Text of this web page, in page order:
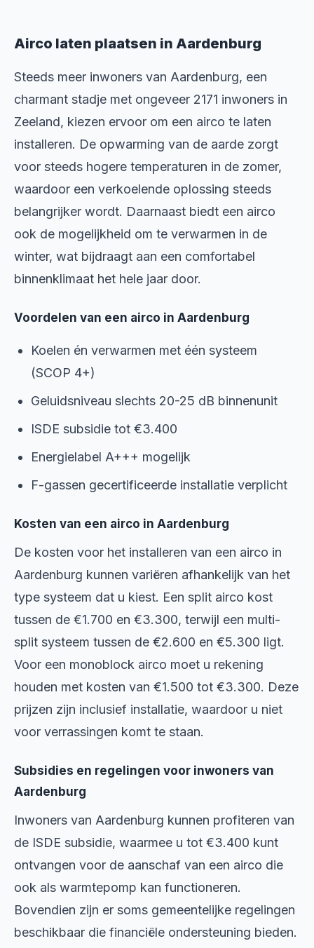
Airco laten plaatsen in Aardenburg
Steeds meer inwoners van Aardenburg, een
charmant stadje met ongeveer 2171 inwoners in
Zeeland, kiezen ervoor om een airco te laten
installeren. De opwarming van de aarde zorgt
voor steeds hogere temperaturen in de zomer,
waardoor een verkoelende oplossing steeds
belangrijker wordt. Daarnaast biedt een airco
ook de mogelijkheid om te verwarmen in de
winter, wat bijdraagt aan een comfortabel
binnenklimaat het hele jaar door.
Voordelen van een airco in Aardenburg
Koelen én verwarmen met één systeem
(SCOP 4+)
Geluidsniveau slechts 20-25 dB binnenunit
ISDE subsidie tot €3.400
Energielabel A+++ mogelijk
F-gassen gecertificeerde installatie verplicht
Kosten van een airco in Aardenburg
De kosten voor het installeren van een airco in
Aardenburg kunnen variëren afhankelijk van het
type systeem dat u kiest. Een split airco kost
tussen de €1.700 en €3.300, terwijl een multi-
split systeem tussen de €2.600 en €5.300 ligt.
Voor een monoblock airco moet u rekening
houden met kosten van €1.500 tot €3.300. Deze
prijzen zijn inclusief installatie, waardoor u niet
voor verrassingen komt te staan.
Subsidies en regelingen voor inwoners van
Aardenburg
Inwoners van Aardenburg kunnen profiteren van
de ISDE subsidie, waarmee u tot €3.400 kunt
ontvangen voor de aanschaf van een airco die
ook als warmtepomp kan functioneren.
Bovendien zijn er soms gemeentelijke regelingen
beschikbaar die financiële ondersteuning bieden.